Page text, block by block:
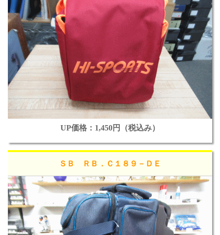
UP価格：1,450円（税込み）
ＳＢ ＲＢ．Ｃ１８９－ＤＥ